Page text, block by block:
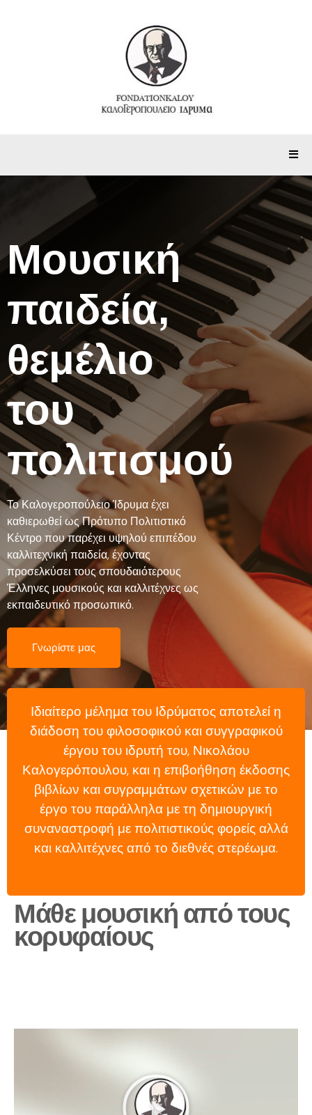
Μουσική
παιδεία,
θεμέλιο
του
πολιτισμού
Το Καλογεροπούλειο Ίδρυμα έχει
καθιερωθεί ως Πρότυπο Πολιτιστικό
Κέντρο που παρέχει υψηλού επιπέδου
καλλιτεχνική παιδεία, έχοντας
προσελκύσει τους σπουδαιότερους
Έλληνες μουσικούς και καλλιτέχνες ως
εκπαιδευτικό προσωπικό.
Γνωρίστε μας
Μάθε μουσική από τους
κορυφαίους
Ιδιαίτερο μέλημα του Ιδρύματος αποτελεί η
διάδοση του φιλοσοφικού και συγγραφικού
έργου του ιδρυτή του, Νικολάου
Καλογερόπουλου, και η επιβοήθηση έκδοσης
βιβλίων και συγραμμάτων σχετικών με το
έργο του παράλληλα με τη δημιουργική
συναναστροφή με πολιτιστικούς φορείς αλλά
και καλλιτέχνες από το διεθνές στερέωμα.